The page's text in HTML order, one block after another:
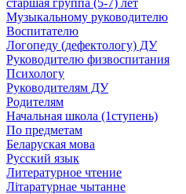
старшая группа (5-7) лет
Музыкальному руководителю
Воспитателю
Логопеду (дефектологу) ДУ
Руководителю физвоспитания
Психологу
Руководителям ДУ
Родителям
Начальная школа (1ступень)
По предметам
Беларуская мова
Русский язык
Литературное чтение
Літаратурнае чытанне